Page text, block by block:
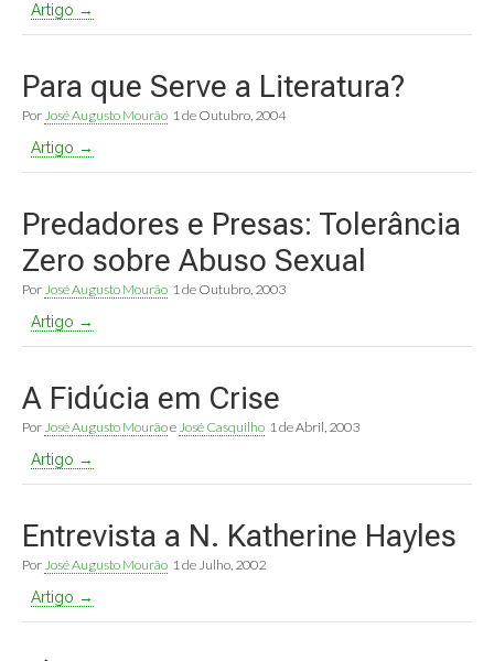
Artigo →
Para que Serve a Literatura?
Por José Augusto Mourão 1 de Outubro, 2004
Artigo →
Predadores e Presas: Tolerância
Zero sobre Abuso Sexual
Por José Augusto Mourão 1 de Outubro, 2003
Artigo →
A Fidúcia em Crise
Por José Augusto Mourãoe José Casquilho 1 de Abril, 2003
Artigo →
Entrevista a N. Katherine Hayles
Por José Augusto Mourão 1 de Julho, 2002
Artigo →